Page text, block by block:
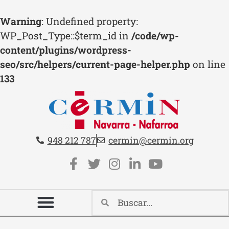
Warning: Undefined property:
WP_Post_Type::$term_id in /code/wp-
content/plugins/wordpress-
seo/src/helpers/current-page-helper.php on line
133
Contacto cabecera
Teléfono:
948 212 787 Email:
cermin@cermin.org
Redes sociales cabecera